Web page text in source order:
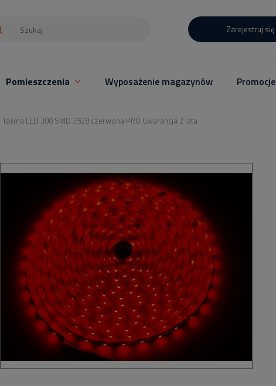
Zarejestruj się
Pomieszczenia Wyposażenie magazynów Promocje
Taśma LED 300 SMD 3528 czerwona PRO Gwarancja 2 lata